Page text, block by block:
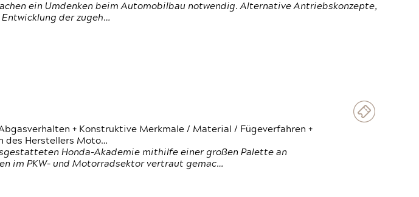
ein Umdenken beim Automobilbau notwendig. Alternative Antriebskonzepte,
der zugeh…
+ Konstruktive Merkmale / Material / Fügeverfahren +
des Herstellers Moto…
Honda-Akademie mithilfe einer großen Palette an
im PKW- und Motorradsektor vertraut gemac…